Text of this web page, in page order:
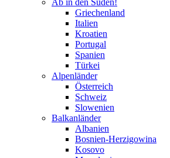
Ab in den Süden!
Griechenland
Italien
Kroatien
Portugal
Spanien
Türkei
Alpenländer
Österreich
Schweiz
Slowenien
Balkanländer
Albanien
Bosnien-Herzigowina
Kosovo